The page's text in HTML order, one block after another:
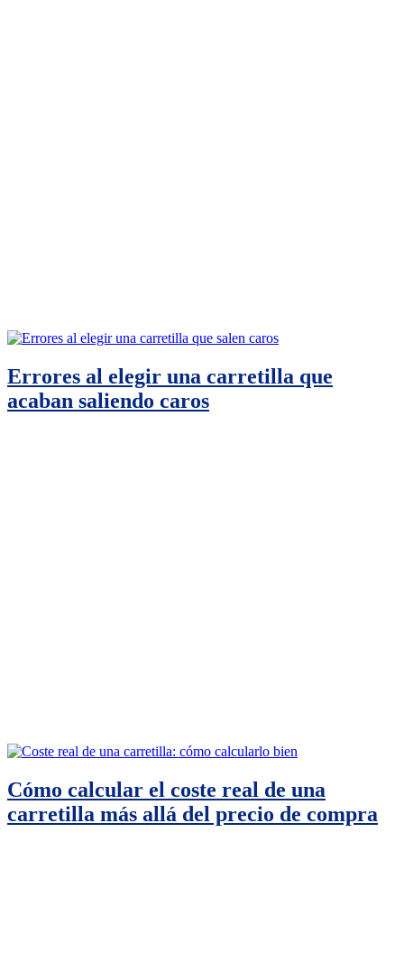
Errores al elegir una carretilla que
acaban saliendo caros
Cómo calcular el coste real de una
carretilla más allá del precio de compra